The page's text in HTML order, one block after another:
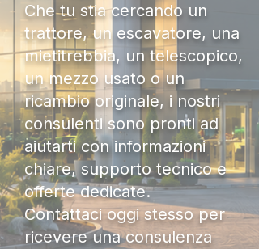
Che tu stia cercando un
trattore, un escavatore, una
mietitrebbia, un telescopico,
un mezzo usato o un
ricambio originale, i nostri
consulenti sono pronti ad
aiutarti con informazioni
chiare, supporto tecnico e
offerte dedicate.
Contattaci oggi stesso per
ricevere una consulenza